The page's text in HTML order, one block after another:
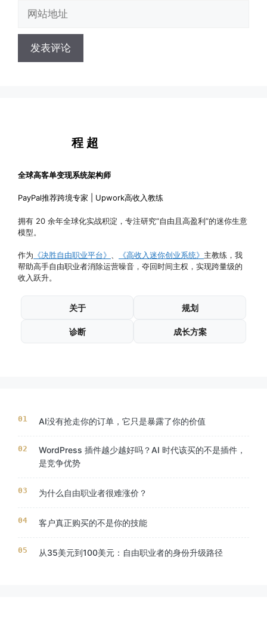
地
地
程 超
全球高客单变现系统架构师
PayPal推荐跨境专家 | Upwork高收入教练
拥有 20 余年全球化实战积淀，专注研究“自由且高盈利”的迷你生意
模型。
作为 《决胜自由职业平台》 、 《高收入迷你创业系统》 主教练，我
帮助高手自由职业者消除运营噪音，夺回时间主权，实现跨量级的
收入跃升。
关于 规划
诊断 成长方案
AI没有抢走你的订单，它只是暴露了你的价值
WordPress 插件越少越好吗？AI 时代该买的不是插件，
是竞争优势
为什么自由职业者很难涨价？
客户真正购买的不是你的技能
从35美元到100美元：自由职业者的身份升级路径